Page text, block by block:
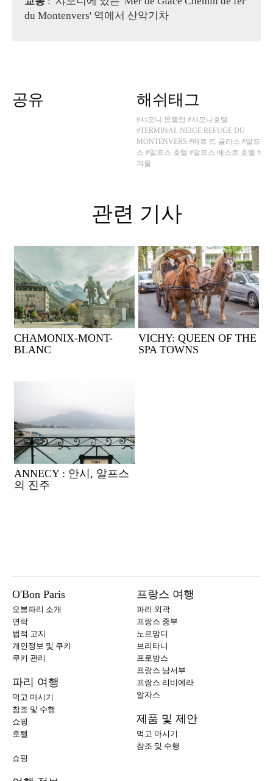
du Montenvers' 역에서 산악기차
공유 해쉬태그
#샤모니 몽블랑 #샤모니호텔
#TERMINAL NEIGE REFUGE DU
MONTENVERS #메르 드 글라스 #알프
스 #알프스 호텔 #알프스 베스트 호텔 #
겨울
관련 기사
CHAMONIX-MONT-
BLANC
VICHY: QUEEN OF THE
SPA TOWNS
ANNECY : 안시, 알프스
의 진주
O'Bon Paris
오봉파리 소개
연락
법적 고지
개인정보 및 쿠키
쿠키 관리
파리 여행
먹고 마시기
참조 및 수행
쇼핑
호텔
프랑스 여행
파리 외곽
프랑스 중부
노르망디
브리타니
프로방스
프랑스 남서부
프랑스 리비에라
알자스
제품 및 제안
먹고 마시기
참조 및 수행
쇼핑